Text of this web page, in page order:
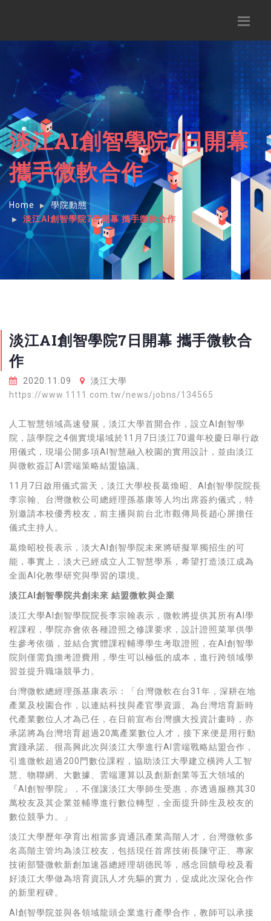
淡江AI創智學院7日開幕
攜手微軟合作
Home
學院動態
淡江AI創智學院7日開幕 攜手微軟合作
淡江AI創智學院7日開幕 攜手微軟合
作
2020.11.09
淡江大學
https://www.1111.com.tw/news/jobns/134565
人工智慧領域高速發展，淡江大學首開合作，設立AI創智學
院，該學院之4個實境場域於11月7日淡江70週年校慶日舉行啟
用儀式，現場公開多項AI智慧融入校園的實用設計，並由淡江
與微軟簽訂AI雲端策略結盟協議。
11月7日啟用儀式當天，淡江大學校長葛煥昭、AI創智學院院長
李宗翰、台灣微軟公司總經理孫基康等人均出席簽約儀式，特
別邀請本校優秀校友，前主播與前台北市觀傳局長趙心屏擔任
儀式主持人。
葛煥昭校長表示，淡大AI創智學院未來將研擬單獨招生的可
能，事實上，淡大已經成立人工智慧學系，希望打造淡江成為
全面AI化教學研究與學習的環境。
淡江AI創智學院共創未來 結盟微軟與企業
淡江大學AI創智學院院長李宗翰表示，微軟將提供其所有AI學
程課程，學院亦會依各種證照之修課要求，設計證照菜單供學
生參考依循，並結合實體課程輔導學生考取證照，在AI創智學
院則僅需負擔考證費用，學生可以極低的成本，進行跨領域學
習並提升職塲競爭力。
台灣微軟總經理孫基康表示：「台灣微軟在台31年，深耕在地
產業及校園合作，以連結科技與產官學資源、為台灣培育新時
代產業數位人才為己任，在日前宣布台灣擴大投資計畫時，亦
承諾將為台灣培育超過20萬產業數位人才，接下來便是用行動
實踐承諾。很高興此次與淡江大學進行AI雲端戰略結盟合作，
引進微軟超過200門數位課程，協助淡江大學建立橫跨人工智
慧、物聯網、大數據、雲端運算以及創新創業等五大領域的
『AI創智學院』，不僅讓淡江大學師生受惠，亦透過服務其30
萬校友及其企業並輔導進行數位轉型，全面提升師生及校友的
數位競爭力。」
淡江大學歷年孕育出相當多資通訊產業高階人才，台灣微軟多
名高階主管均為淡江校友，包括現任首席技術長陳守正、專家
技術部暨微軟新創加速器總經理胡德民等，感念回饋母校及看
好淡江大學做為培育資訊人才先驅的實力，促成此次深化合作
的新里程碑。
AI創智學院並與各領域龍頭企業進行產學合作，教師可以承接